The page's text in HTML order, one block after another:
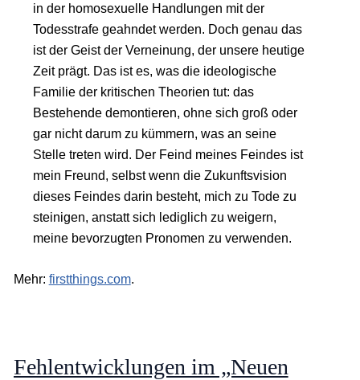
in der homosexuelle Handlungen mit der
Todesstrafe geahndet werden. Doch genau das
ist der Geist der Verneinung, der unsere heutige
Zeit prägt. Das ist es, was die ideologische
Familie der kritischen Theorien tut: das
Bestehende demontieren, ohne sich groß oder
gar nicht darum zu kümmern, was an seine
Stelle treten wird. Der Feind meines Feindes ist
mein Freund, selbst wenn die Zukunftsvision
dieses Feindes darin besteht, mich zu Tode zu
steinigen, anstatt sich lediglich zu weigern,
meine bevorzugten Pronomen zu verwenden.
Mehr: firstthings.com.
Fehlentwicklungen im „Neuen